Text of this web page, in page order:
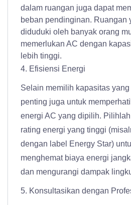
dalam ruangan juga dapat
beban pendinginan. Ruangan
diduduki oleh banyak orang
memerlukan AC dengan
lebih tinggi.
4. Efisiensi Energi
Selain memilih kapasitas yang
penting juga untuk
energi AC yang dipilih.
rating energi yang tinggi
dengan label Energy Star)
menghemat biaya energi
dan mengurangi dampak
5. Konsultasikan dengan